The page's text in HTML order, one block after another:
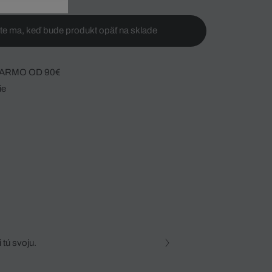
ma, keď bude produkt opäť na sklade
OD 90€
tú svoju.